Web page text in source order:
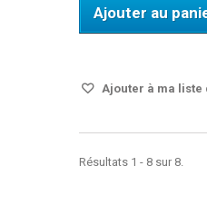
Ajouter au
Ajouter à ma liste
Résultats 1 - 8 sur 8.